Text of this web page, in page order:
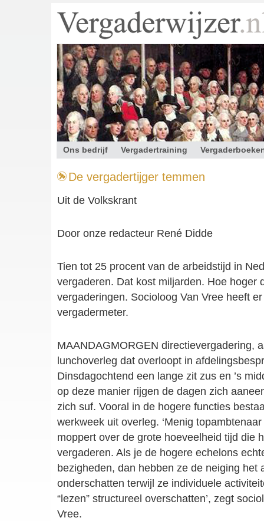
Ons bedrijf Vergadertraining
Contact
De vergadertijger temmen
Uit de Volkskrant
Door onze redacteur René Didde
Tien tot 25 procent van de arbeidstijd in
vergaderen. Dat kost miljarden. Hoe hoger
vergaderingen. Socioloog Van Vree heeft
vergadermeter.
MAANDAGMORGEN directievergadering,
lunchoverleg dat overloopt in
Dinsdagochtend een lange zit zus en ’s
op deze manier rijgen de dagen zich
zich suf. Vooral in de hogere functies
werkweek uit overleg. ‘Menig
moppert over de grote hoeveelheid tijd die
vergaderen. Als je de hogere echelons
bezigheden, dan hebben ze de neiging het
onderschatten terwijl ze individuele
“lezen” structureel overschatten’, zegt
Vree.